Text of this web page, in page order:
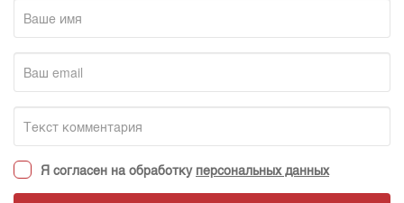
Я согласен на обработку персональных данных